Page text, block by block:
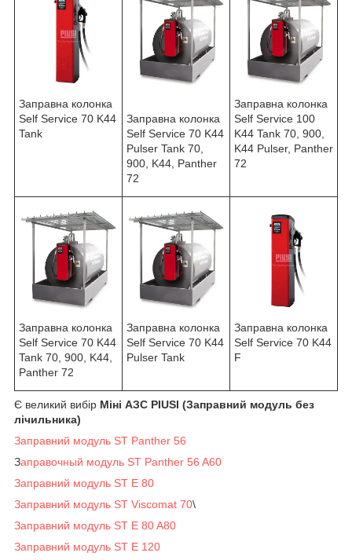
Заправна колонка
Self Service 70 K44
Tank
Заправна колонка
Self Service 70 K44
Pulser Tank 70,
900, K44, Panther
72
Заправна колонка
Self Service 100
K44 Tank 70, 900,
K44 Pulser, Panther
72
Заправна колонка
Self Service 70 K44
Tank 70, 900, K44,
Panther 72
Заправна колонка
Self Service 70 K44
Pulser Tank
Заправна колонка
Self Service 70 K44
F
Є великий вибір Міні АЗС PIUSI (Заправний модуль без
лічильника)
Заправний модуль ST Panther 56
Заправочный модуль ST Panther 56 A60
Заправний модуль ST E 80
Заправний модуль ST Viscomat 70\
Заправний модуль ST E 80 A80
Заправний модуль ST E 120